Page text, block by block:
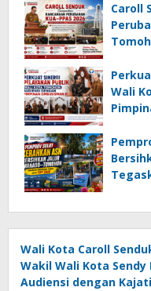
Caroll
Wali
Wali Kota Caroll
Wakil Wali Kota Sendy
Audiensi dengan